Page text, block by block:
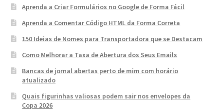
Aprenda a Criar Formulários no Google de Forma Fácil
Aprenda a Comentar Código HTML da Forma Correta
150 Ideias de Nomes para Transportadora que se Destacam
Como Melhorar a Taxa de Abertura dos Seus Emails
Bancas de jornal abertas perto de mim com horário
atualizado
Quais figurinhas valiosas podem sair nos envelopes da
Copa 2026